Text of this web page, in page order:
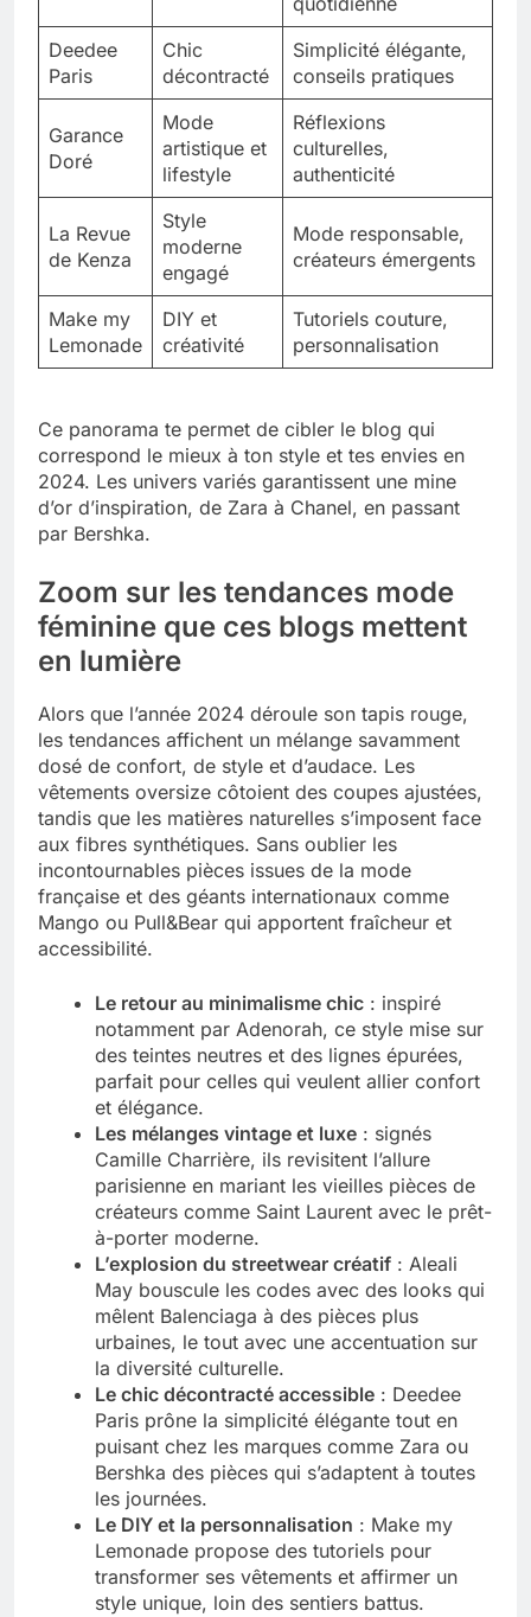
Deedee
Paris
Chic
décontracté
Simplicité élégante,
conseils pratiques
Garance
Doré
Mode
artistique et
lifestyle
Réflexions
culturelles,
authenticité
La Revue
de Kenza
Style
moderne
engagé
Mode responsable,
créateurs émergents
Make my
Lemonade
DIY et
créativité
Tutoriels couture,
personnalisation
Ce panorama te permet de cibler le blog qui
correspond le mieux à ton style et tes envies en
2024. Les univers variés garantissent une mine
d’or d’inspiration, de Zara à Chanel, en passant
par Bershka.
Zoom sur les tendances mode
féminine que ces blogs mettent
en lumière
Alors que l’année 2024 déroule son tapis rouge,
les tendances affichent un mélange savamment
dosé de confort, de style et d’audace. Les
vêtements oversize côtoient des coupes ajustées,
tandis que les matières naturelles s’imposent face
aux fibres synthétiques. Sans oublier les
incontournables pièces issues de la mode
française et des géants internationaux comme
Mango ou Pull&Bear qui apportent fraîcheur et
accessibilité.
Le retour au minimalisme chic : inspiré
notamment par Adenorah, ce style mise sur
des teintes neutres et des lignes épurées,
parfait pour celles qui veulent allier confort
et élégance.
Les mélanges vintage et luxe : signés
Camille Charrière, ils revisitent l’allure
parisienne en mariant les vieilles pièces de
créateurs comme Saint Laurent avec le prêt-
à-porter moderne.
L’explosion du streetwear créatif : Aleali
May bouscule les codes avec des looks qui
mêlent Balenciaga à des pièces plus
urbaines, le tout avec une accentuation sur
la diversité culturelle.
Le chic décontracté accessible : Deedee
Paris prône la simplicité élégante tout en
puisant chez les marques comme Zara ou
Bershka des pièces qui s’adaptent à toutes
les journées.
Le DIY et la personnalisation : Make my
Lemonade propose des tutoriels pour
transformer ses vêtements et affirmer un
style unique, loin des sentiers battus.